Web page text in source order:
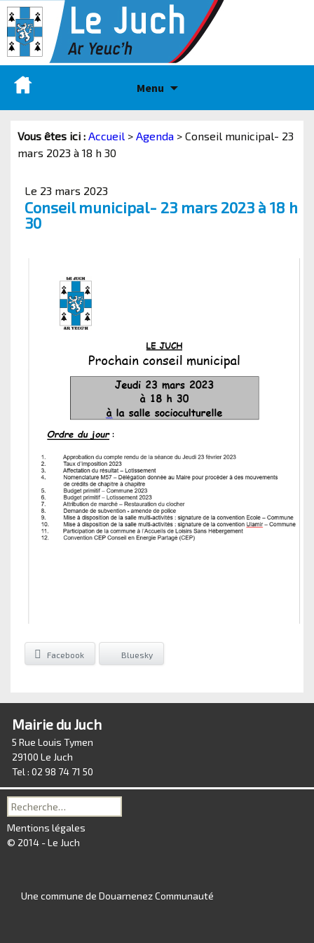
Menu
Vous êtes ici : Accueil > Agenda > Conseil municipal- 23
mars 2023 à 18 h 30
Le 23 mars 2023
Conseil municipal- 23 mars 2023 à 18 h
30
Facebook Bluesky
Mairie du Juch
5 Rue Louis Tymen
29100 Le Juch
Tel : 02 98 74 71 50
Recherche
pour :
Mentions légales
© 2014 - Le Juch
Une commune de Douarnenez Communauté